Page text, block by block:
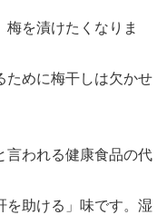
を漬けたくなりま
ために梅干しは欠かせ
言われる健康食品の代
を助ける」味です。湿